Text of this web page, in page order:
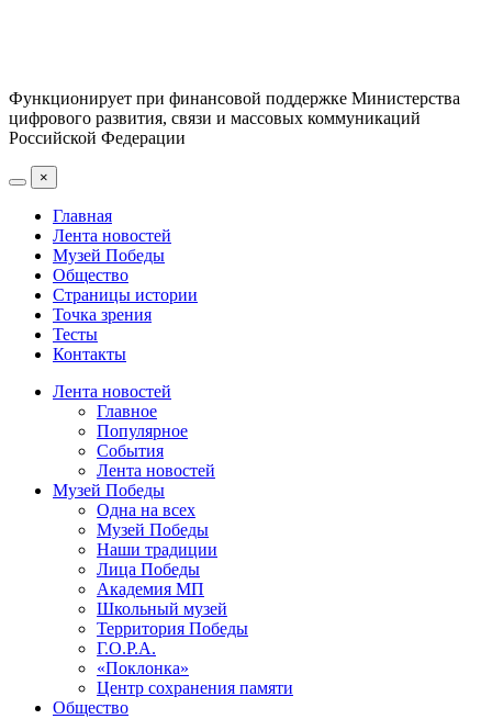
Функционирует при финансовой поддержке Министерства
цифрового развития, связи и массовых коммуникаций
Российской Федерации
×
Главная
Лента новостей
Музей Победы
Общество
Страницы истории
Точка зрения
Тесты
Контакты
Лента новостей
Главное
Популярное
События
Лента новостей
Музей Победы
Одна на всех
Музей Победы
Наши традиции
Лица Победы
Академия МП
Школьный музей
Территория Победы
Г.О.Р.А.
«Поклонка»
Центр сохранения памяти
Общество